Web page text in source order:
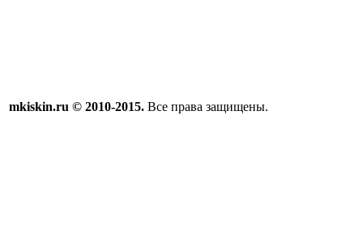
mkiskin.ru © 2010-2015. Все права защищены.